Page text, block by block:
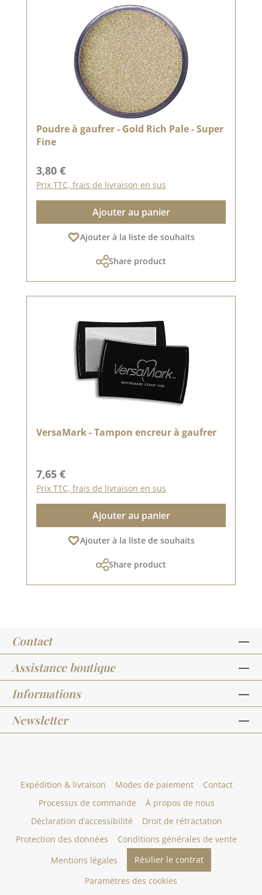
Poudre à gaufrer - Gold Rich Pale - Super
Fine
Prix régulier :
3,80 €
Prix TTC, frais de livraison en sus
Ajouter au panier
Ajouter à la liste de souhaits
Share product
VersaMark - Tampon encreur à gaufrer
Prix régulier :
7,65 €
Prix TTC, frais de livraison en sus
Ajouter au panier
Ajouter à la liste de souhaits
Share product
Contact
Assistance boutique
Informations
Newsletter
Expédition & livraison Modes de paiement
Contact
Processus de commande
À propos de nous
Déclaration d’accessibilité
Droit de rétractation
Protection des données
Conditions générales de vente
Mentions légales
Résilier le contrat
Paramètres des cookies